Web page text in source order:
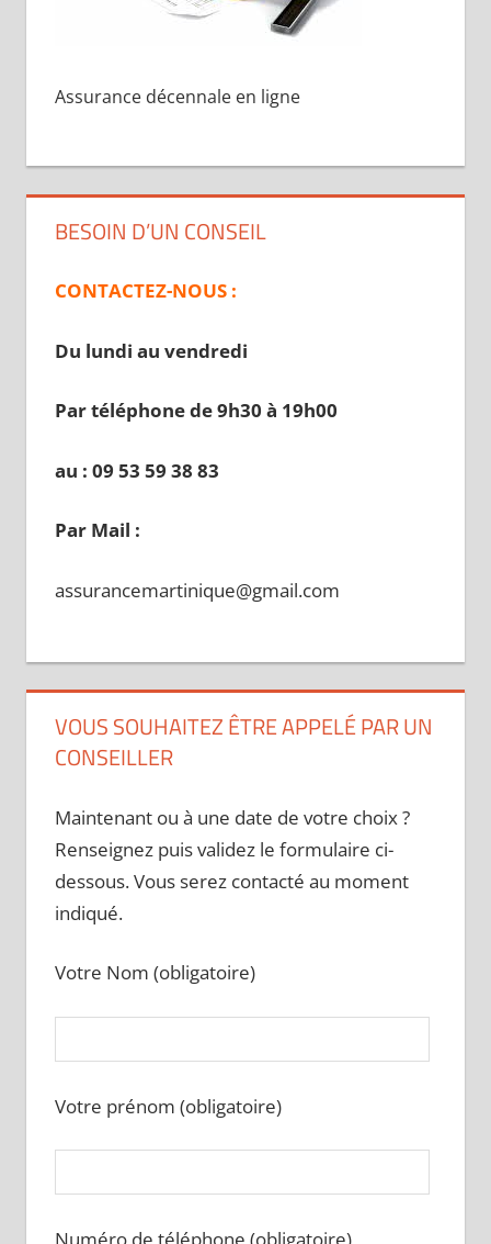
Assurance décennale en ligne
BESOIN D’UN CONSEIL
CONTACTEZ-NOUS :
Du lundi au vendredi
Par téléphone de 9h30 à 19h00
au : 09 53 59 38 83
Par Mail :
assurancemartinique@gmail.com
VOUS SOUHAITEZ ÊTRE APPELÉ PAR UN
CONSEILLER
Maintenant ou à une date de votre choix ?
Renseignez puis validez le formulaire ci-
dessous. Vous serez contacté au moment
indiqué.
Votre Nom (obligatoire)
Votre prénom (obligatoire)
Numéro de téléphone (obligatoire)